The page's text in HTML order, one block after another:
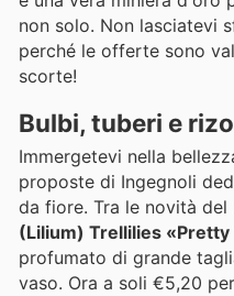
non solo. Non lasciatevi
perché le offerte sono
scorte!
Bulbi, tuberi e
Immergetevi nella
proposte di Ingegnoli
da fiore. Tra le novità
(Lilium) Trellilies «Pretty
profumato di grande
vaso. Ora a soli €5,20